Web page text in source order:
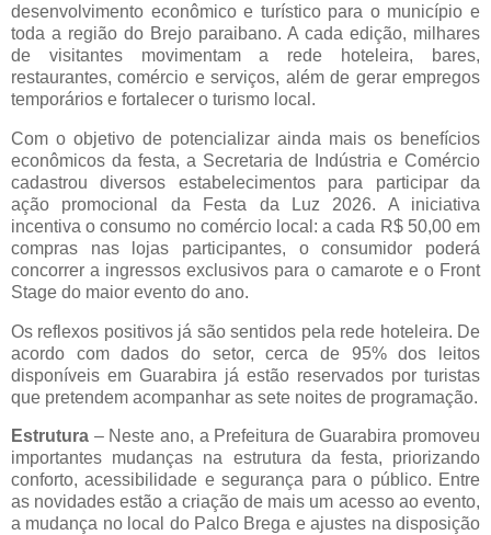
desenvolvimento econômico e turístico para o município e
toda a região do Brejo paraibano. A cada edição, milhares
de visitantes movimentam a rede hoteleira, bares,
restaurantes, comércio e serviços, além de gerar empregos
temporários e fortalecer o turismo local.
Com o objetivo de potencializar ainda mais os benefícios
econômicos da festa, a Secretaria de Indústria e Comércio
cadastrou diversos estabelecimentos para participar da
ação promocional da Festa da Luz 2026. A iniciativa
incentiva o consumo no comércio local: a cada R$ 50,00 em
compras nas lojas participantes, o consumidor poderá
concorrer a ingressos exclusivos para o camarote e o Front
Stage do maior evento do ano.
Os reflexos positivos já são sentidos pela rede hoteleira. De
acordo com dados do setor, cerca de 95% dos leitos
disponíveis em Guarabira já estão reservados por turistas
que pretendem acompanhar as sete noites de programação.
Estrutura – Neste ano, a Prefeitura de Guarabira promoveu
importantes mudanças na estrutura da festa, priorizando
conforto, acessibilidade e segurança para o público. Entre
as novidades estão a criação de mais um acesso ao evento,
a mudança no local do Palco Brega e ajustes na disposição